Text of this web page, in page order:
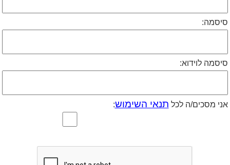
סיסמה:
סיסמה לוידוא:
אני מסכים/ה לכל תנאי השימוש: